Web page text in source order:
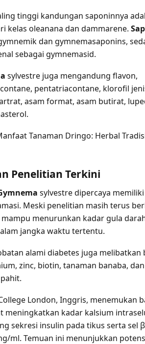
tinggi kandungan saponinnya
kelas oleanana dan dammarene.
dan gymnemasaponins,
sebagai gymnemasid.
sylvestre juga mengandung flavon,
pentatriacontane, klorofil
asam format, asam butirat,
Tanaman Dringo: Herbal
Penelitian Terkini
sylvestre dipercaya
Meski penelitian masih terus
menurunkan kadar gula
jangka waktu tertentu.
alami diabetes juga melibatkan
zinc, biotin, tanaman banaba,
London, Inggris, menemukan
meningkatkan kadar kalsium
sekresi insulin pada tikus serta sel
ml. Temuan ini menunjukkan